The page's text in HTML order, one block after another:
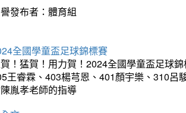
發布者：體育組
全國學童盃足球錦標賽
！猛賀！用力賀！2024全國學童盃足球
王睿霖、403楊芎恩、401顏宇樂、310呂
胤孝老師的指導